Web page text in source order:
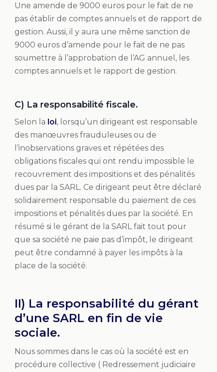
Une amende de 9000 euros pour le fait de ne
pas établir de comptes annuels et de rapport de
gestion. Aussi, il y aura une même sanction de
9000 euros d’amende pour le fait de ne pas
soumettre à l’approbation de l’AG annuel, les
comptes annuels et le rapport de gestion.
C) La responsabilité fiscale.
Selon la loi, lorsqu’un dirigeant est responsable
des manœuvres frauduleuses ou de
l’inobservations graves et répétées des
obligations fiscales qui ont rendu impossible le
recouvrement des impositions et des pénalités
dues par la SARL. Ce dirigeant peut être déclaré
solidairement responsable du paiement de ces
impositions et pénalités dues par la société. En
résumé si le gérant de la SARL fait tout pour
que sa société ne paie pas d’impôt, le dirigeant
peut être condamné à payer les impôts à la
place de la société.
II) La responsabilité du gérant
d’une SARL en fin de vie
sociale.
Nous sommes dans le cas où la société est en
procédure collective ( Redressement judiciaire